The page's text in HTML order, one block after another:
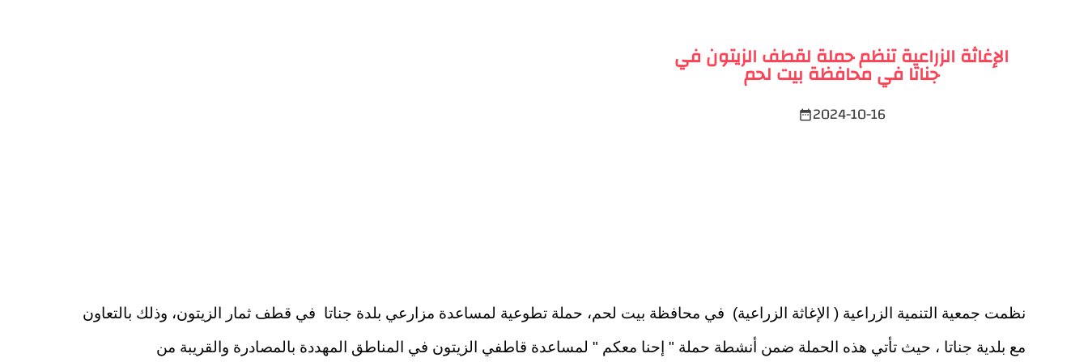
الإغاثة الزراعية تنظم حملة لقطف الزيتون في
جناتا في محافظة بيت لحم
2024-10-16
date_range
نظمت جمعية التنمية الزراعية ( الإغاثة الزراعية) في محافظة بيت لحم، حملة تطوعية لمساعدة مزارعي بلدة جناتا في قطف ثمار الزيتون، وذلك بالتعاون
مع بلدية جناتا ، حيث تأتي هذه الحملة ضمن أنشطة حملة " إحنا معكم " لمساعدة قاطفي الزيتون في المناطق المهددة بالمصادرة والقريبة من